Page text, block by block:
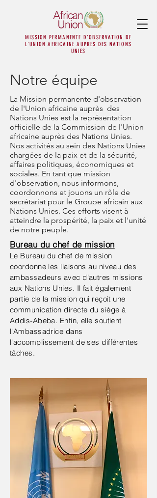
MISSION PERMANENTE D'OBSERVATION DE
L'UNION AFRICAINE AUPRES DES NATIONS
UNIES
Notre équipe
La Mission permanente d'observation
de l'Union africaine auprès des
Nations Unies est la représentation
officielle de la Commission de l'Union
africaine auprès des Nations Unies.
Nos activités au sein des Nations Unies
chargées de la paix et de la sécurité,
affaires politiques, économiques et
sociales. En tant que mission
d'observation, nous informons,
coordonnons et jouons un rôle de
secrétariat pour le Groupe africain aux
Nations Unies. Ces efforts visent à
atteindre la prospérité, la paix et l'unité
de notre peuple.
Bureau du chef de mission
Le Bureau du chef de mission
coordonne les liaisons au niveau des
ambassadeurs avec d'autres missions
aux Nations Unies. Il fait également
partie de la mission qui reçoit une
communication directe du siège à
Addis-Abeba. Enfin, elle soutient
l'Ambassadrice dans
l'accomplissement de ses différentes
tâches.